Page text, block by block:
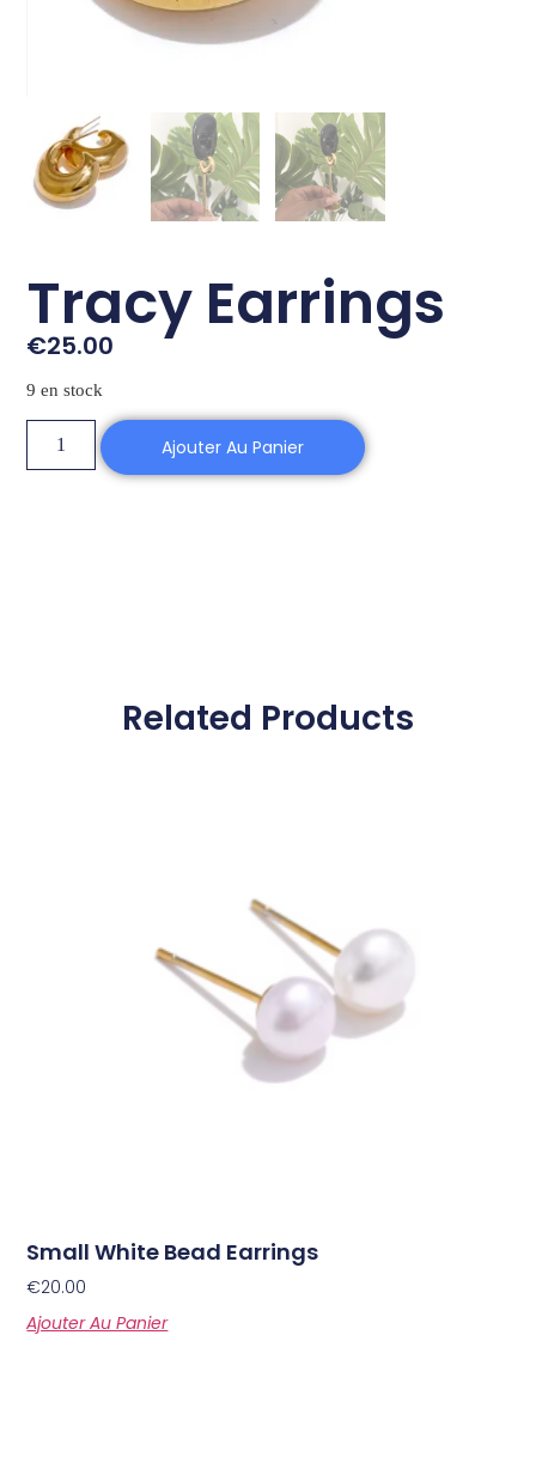
Tracy Earrings
€25.00
9 en stock
Ajouter Au Panier
Related Products
Small White Bead Earrings
€20.00
Ajouter Au Panier